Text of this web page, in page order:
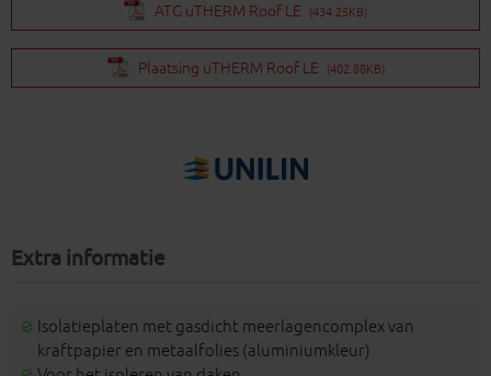
ATG uTHERM Roof LE (434.25KB)
Plaatsing uTHERM Roof LE (402.88KB)
Extra informatie
Isolatieplaten met gasdicht meerlagencomplex van
kraftpapier en metaalfolies (aluminiumkleur)